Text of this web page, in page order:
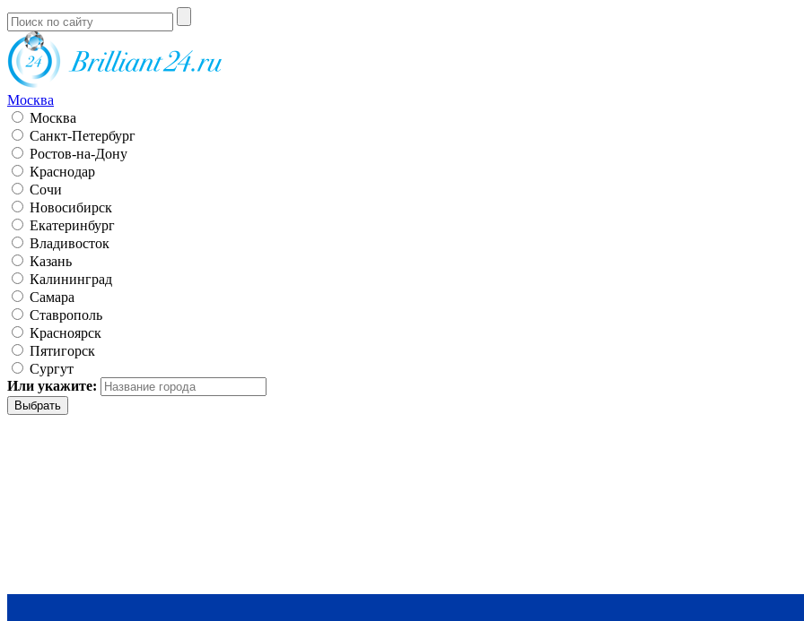
Москва
Москва
Санкт-Петербург
Ростов-на-Дону
Краснодар
Сочи
Новосибирск
Екатеринбург
Владивосток
Казань
Калининград
Самара
Ставрополь
Красноярск
Пятигорск
Сургут
Или укажите: